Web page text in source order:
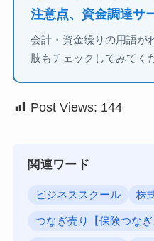
注意点、資金調達サ
会計・資金繰りの用語が
肢もチェックしてみてく
Post Views: 144
関連ワード
ビジネススクール 株
つなぎ売り【保険つなぎ